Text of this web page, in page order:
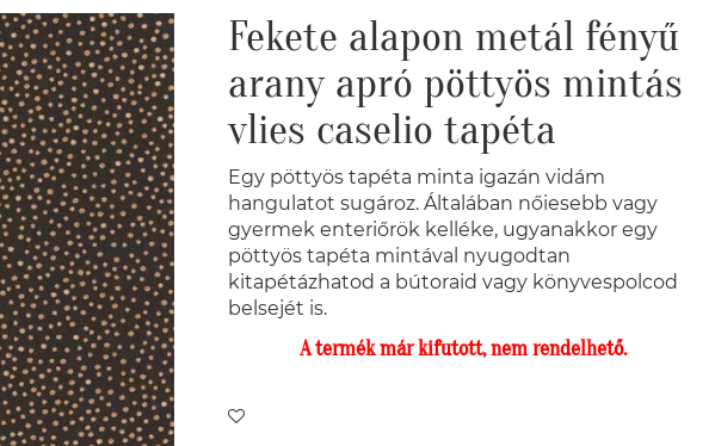
Fekete alapon metál fényű
arany apró pöttyös mintás
vlies caselio tapéta
Egy pöttyös tapéta minta igazán vidám
hangulatot sugároz. Általában nőiesebb vagy
gyermek enteriőrök kelléke, ugyanakkor egy
pöttyös tapéta mintával nyugodtan
kitapétázhatod a bútoraid vagy könyvespolcod
belsejét is.
A termék már kifutott, nem rendelhető.